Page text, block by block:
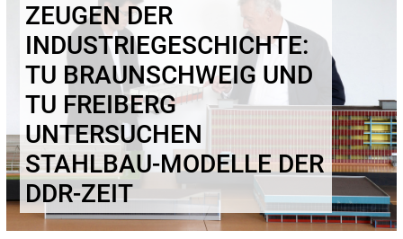
ZEUGEN DER
INDUSTRIEGESCHICHTE:
TU BRAUNSCHWEIG UND
TU FREIBERG
UNTERSUCHEN
STAHLBAU-MODELLE DER
DDR-ZEIT